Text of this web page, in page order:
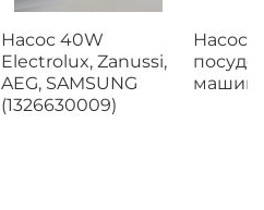
Насос 40W
Electrolux, Zanussi,
AEG, SAMSUNG
(1326630009)
Насос